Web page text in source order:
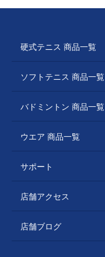
硬式テニス 商品一覧
ソフトテニス 商品一覧
バドミントン 商品一覧
ウエア 商品一覧
サポート
店舗アクセス
店舗ブログ